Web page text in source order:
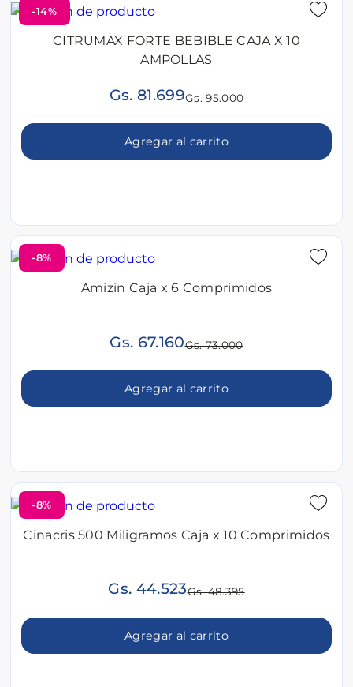
-14%
CITRUMAX FORTE BEBIBLE CAJA X 10
AMPOLLAS
Gs. 81.699Gs. 95.000
Agregar al carrito
-8%
Amizin Caja x 6 Comprimidos
Gs. 67.160Gs. 73.000
Agregar al carrito
-8%
Cinacris 500 Miligramos Caja x 10 Comprimidos
Gs. 44.523Gs. 48.395
Agregar al carrito